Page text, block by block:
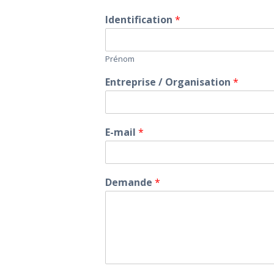
PRESTATIONS
RÉSERVATION
Identification *
Prénom
Entreprise / Organisation *
E-mail *
Demande *